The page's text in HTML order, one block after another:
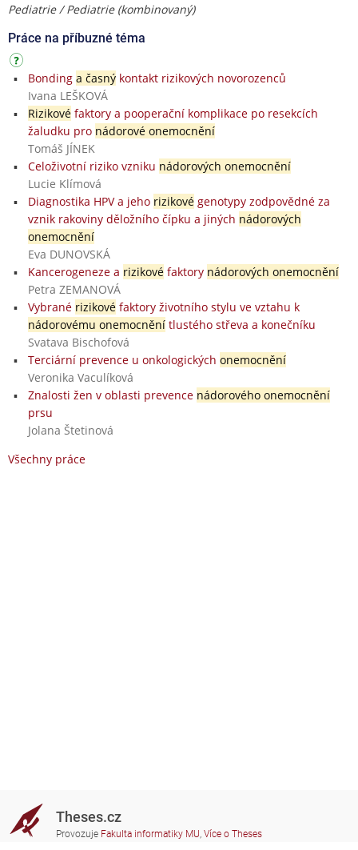
Pediatrie / Pediatrie (kombinovaný)
Práce na příbuzné téma
Bonding a časnýkontakt rizikových novorozenců
Ivana LEŠKOVÁ
Rizikovéfaktory a pooperační komplikace po resekcích
žaludku pro nádorové onemocnění
Tomáš JÍNEK
Celoživotní riziko vzniku nádorových onemocnění
Lucie Klímová
Diagnostika HPV a jeho rizikovégenotypy zodpovědné za
vznik rakoviny děložního čípku a jiných nádorových
onemocnění
Eva DUNOVSKÁ
Kancerogeneze a rizikovéfaktory nádorových onemocnění
Petra ZEMANOVÁ
Vybrané rizikovéfaktory životního stylu ve vztahu k
nádorovému onemocněnítlustého střeva a konečníku
Svatava Bischofová
Terciární prevence u onkologických onemocnění
Veronika Vaculíková
Znalosti žen v oblasti prevence nádorového onemocnění
prsu
Jolana Štetinová
Všechny práce
Theses.cz
Provozuje Fakulta informatiky MU, Více o Theses